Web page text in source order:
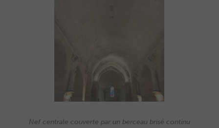
Nef centrale couverte par un berceau brisé continu